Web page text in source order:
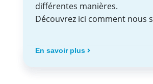
différentes manières.
Découvrez ici comment nous
En savoir plus